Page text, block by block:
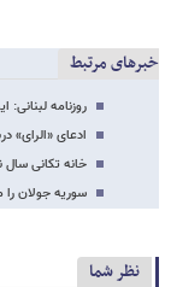
خبرهای مرتبط
روزنامه لبنانی:
ادعای «الرای»
خانه تکانی سال
سوریه جولان را
نظر شما